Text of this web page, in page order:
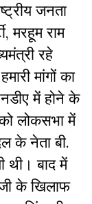
जनता
,मरहूम राम
रहे
हमारी मांगों का
में होने के
लोकसभा में
के नेता बी.
थी। बाद में
के खिलाफ